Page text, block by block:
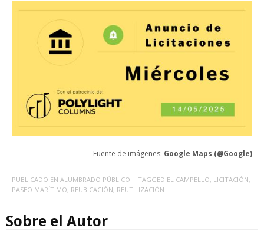
Fuente de imágenes: Google Maps (@Google)
PUBLICADO EN ALUMBRADO PÚBLICO | TAGGED EL CAMPELLO, LICITACIÓN,
PASEO MARÍTIMO, REUBICACIÓN, REUTILIZACIÓN
Sobre el Autor